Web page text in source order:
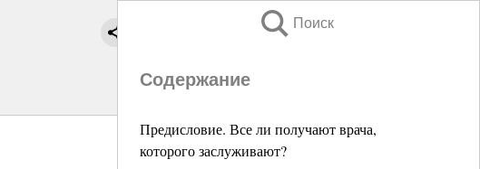
Поиск
Содержание
Предисловие. Все ли получают врача,
которого заслуживают?